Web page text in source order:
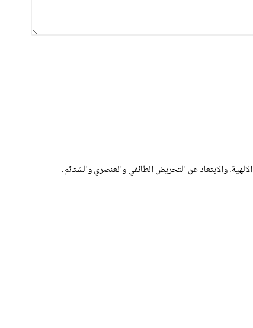
والابتعاد عن التحريض الطائفي والعنصري والشتائم.